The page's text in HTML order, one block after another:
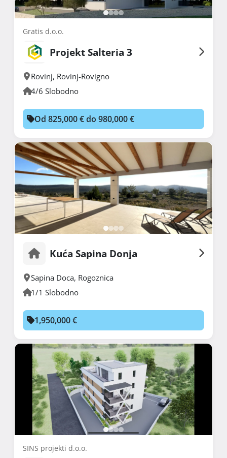
Gratis d.o.o.
Projekt Salteria 3
Rovinj, Rovinj-Rovigno
4/6 Slobodno
Od 825,000 € do 980,000 €
Kuća Sapina Donja
Sapina Doca, Rogoznica
1/1 Slobodno
1,950,000 €
SINS projekti d.o.o.